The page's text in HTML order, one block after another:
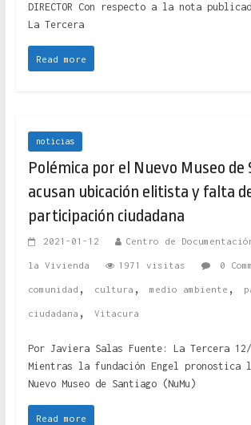
DIRECTOR Con respecto a la nota
La Tercera
Read more
noticias
Polémica por el Nuevo Museo de
acusan ubicación elitista y falta
participación ciudadana
2021-01-12 Centro de
la Vivienda 1971 visitas 0
comunidad , cultura , medio ambiente ,
ciudadana , Vitacura
Por Javiera Salas Fuente: La Tercera 12/
Mientras la fundación Engel pronostica
Nuevo Museo de Santiago (NuMu)
Read more